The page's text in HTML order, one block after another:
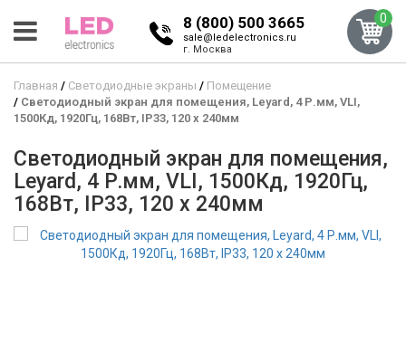
8 (800) 500 3665
sale@ledelectronics.ru
г. Москва
0
Главная Светодиодные экраны
Помещение
Светодиодный экран для помещения, Leyard, 4 Р.мм, VLI,
1500Кд, 1920Гц, 168Вт, IP33, 120 x 240мм
Светодиодный экран для помещения,
Leyard, 4 Р.мм, VLI, 1500Кд, 1920Гц,
168Вт, IP33, 120 x 240мм